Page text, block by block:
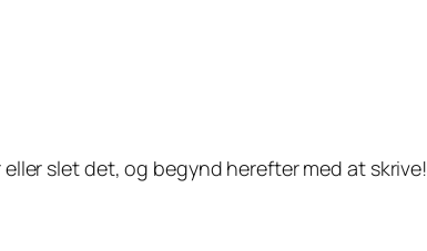
slet det, og begynd herefter med at skrive!